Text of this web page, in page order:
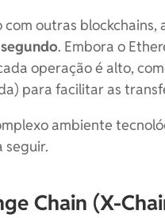
com outras
. Embora o
operação é alto,
para facilitar as
ambiente
seguir.
Chain (X-